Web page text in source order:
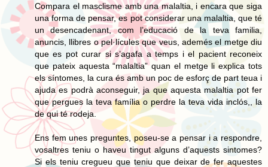
Compara el masclisme amb una malaltia, i encara que siga
una forma de pensar, es pot considerar una malaltia, que té
un desencadenant, com l’educació de la teva familia,
anuncis, llibres o pel·lícules que veus, ademés el metge diu
que es pot curar si s’agafa a temps i el pacient reconeix
que pateix aquesta “malaltia” quan el metge li explica tots
els síntomes, la cura és amb un poc de esforç de part teua i
ajuda es podrà aconseguir, ja que aquesta malaltia pot fer
que pergues la teva família o perdre la teva vida inclós,, la
de qui té rodeja.
Ens fem unes preguntes, poseu-se a pensar i a respondre,
vosaltres teniu o haveu tingut alguns d’aquests sintomes?
Si els teniu cregueu que teniu que deixar de fer aquestes